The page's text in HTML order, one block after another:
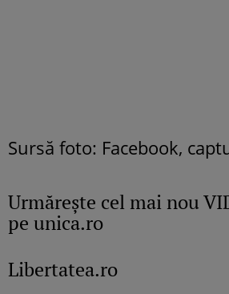
Sursă foto: Facebook,
Urmăreşte cel mai nou
pe unica.ro
Libertatea.ro